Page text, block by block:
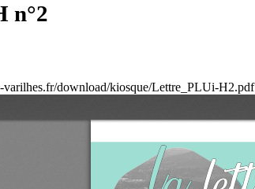
n°2
download/kiosque/Lettre_PLUi-H2.pdf